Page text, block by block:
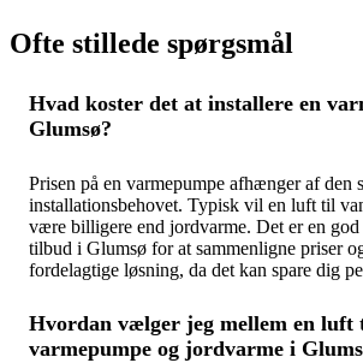
Ofte stillede spørgsmål
Hvad koster det at installere en
Glumsø?
Prisen på en varmepumpe afhænger af den
installationsbehovet. Typisk vil en luft til
være billigere end jordvarme. Det er en god
tilbud i Glumsø for at sammenligne priser
fordelagtige løsning, da det kan spare dig
Hvordan vælger jeg mellem en luft
varmepumpe og jordvarme i